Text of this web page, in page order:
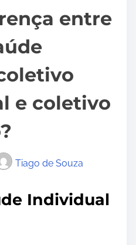
entre
e coletivo
Tiago de Souza
Individual